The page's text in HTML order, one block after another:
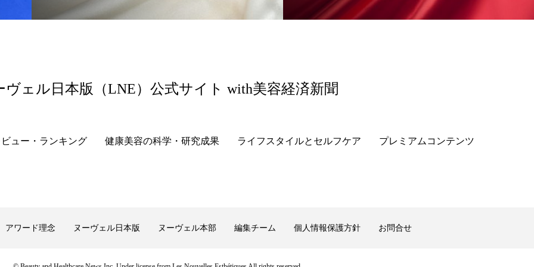
ヴェル日本版（LNE）公式サイト with美容経済新聞
ュー・ランキング 健康美容の科学・研究成果 ライフスタイルとセルフケア プレミアムコンテンツ
アワード理念 ヌーヴェル日本版 ヌーヴェル本部 編集チーム 個人情報保護方針 お問合せ